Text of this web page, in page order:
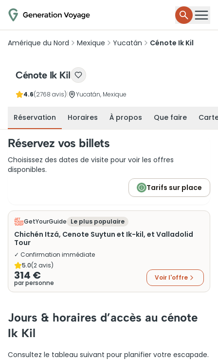
Amérique du Nord Mexique Yucatán Cénote Ik Kil
Cénote Ik Kil
4.6(2768 avis) Yucatán, Mexique
Réservation Horaires À propos Que faire
Réservez vos billets
Choisissez des dates de visite pour voir les offres
disponibles.
Tarifs sur place
GetYourGuide Le plus populaire
Chichén Itzá, Cenote Suytun et Ik-kil, et Valladolid
Tour
✓ Confirmation immédiate
5.0(2avis)
314 €
par personne
Voir l'offre
Jours & horaires d’accès au cénote
Ik Kil
Consultez le tableau suivant pour planifier votre escapade.